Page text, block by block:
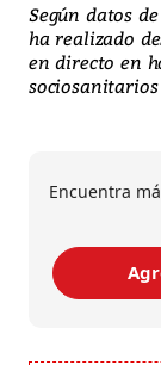
Según datos
ha realizado
en directo en
sociosanitarios
Encuentra